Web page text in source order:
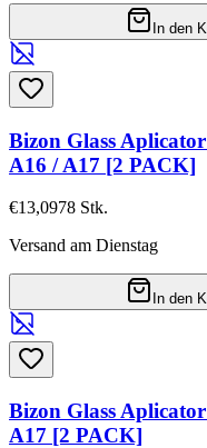
In den
Bizon Glass
A16 / A17 [2 PACK]
€13,0978 Stk.
Versand am Dienstag
In den
Bizon Glass
A17 [2 PACK]